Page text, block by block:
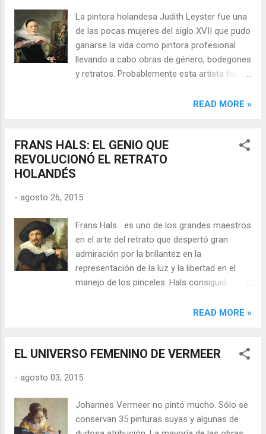
Oro neerlandesa, el considerado momento
cumbre de su cultura, ciencia, comercio,
poderío e influencia política. Sus dibujos y
pinturas fueron siempre muy populares,
gozando también de gran fama entre los
cualidades de su obra trascendieron a
La pintora holandesa Judith Leyster fue una
de las pocas mujeres del siglo XVII que pudo
ganarse la vida como pintora profesional
llevando a cabo obras de género, bodegones
y retratos. Probablemente esta artista fuera
obra es patente. Autorretrato Inicio de su
hija de una familia cuyo padre era
comerciante textil y fabricante de cerveza.
conocida como para ser mencionada en un
Ampzing titulado Beschrijvinge ende lof der
stadt Haerlem , publicado en 1628. El
Renacimiento y el Barroco con mirada
femenina No se conocen bien los detalles
de su formación, pero es posible que Judith,
haber tenido diferentes maestros. Samuel
READ MORE »
FRANS HALS: EL GENIO QUE
REVOLUCIONÓ EL RETRATO
HOLANDÉS
- agosto 26, 2015
Frans Hals es uno de los grandes maestros
en el arte del retrato que despertó gran
admiración por la brillantez en la
representación de la luz y la libertad en el
manejo de los pinceles. Hals consiguió
confiriéndoles una vitalidad y una
Éxito clamoroso La retratística holandesa
a la pujanza económica y comercial del país
tenían en dejar constancia de su buena
fortuna a través de sus retratos. Pero será
READ MORE »
EL UNIVERSO FEMENINO DE VERMEER
- agosto 03, 2015
Johannes Vermeer no pintó mucho. Sólo se
conservan 35 pinturas suyas y algunas de